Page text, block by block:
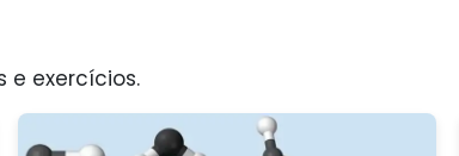
e exercícios.